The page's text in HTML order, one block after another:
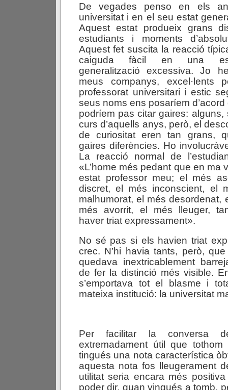
De vegades penso en els
universitat i en el seu estat
Aquest estat produeix grans
estudiants i moments
Aquest fet suscita la reacció
caiguda fàcil en una
generalització excessiva. Jo
meus companys, excel·lents
professorat universitari i estic
seus noms ens posaríem
podríem pas citar gaires: alguns,
curs d’aquells anys, però, el
de curiositat eren tan grans,
gaires diferències. Ho
La reacció normal de
«L’home més pedant que en ma
estat professor meu; el més
discret, el més inconscient, el
malhumorat, el més desordenat,
més avorrit, el més lleuger,
haver triat expressament».
No sé pas si els havien triat
crec. N’hi havia tants, però,
quedava inextricablement
de fer la distinció més visible.
s’emportava tot el blasme i
mateixa institució: la universitat
Per facilitar la conversa
extremadament útil que
tingués una nota característica
aquesta nota fos lleugerament
utilitat seria encara més
poder dir, quan vingués a tomb,